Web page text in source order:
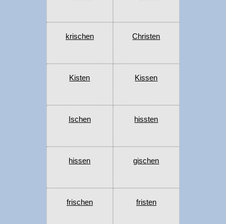
krischen Christen
Kisten Kissen
Ischen hissten
hissen gischen
frischen fristen